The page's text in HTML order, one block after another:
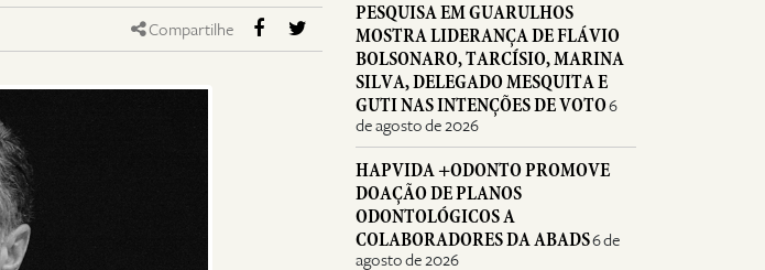
Compartilhe
PESQUISA EM GUARULHOS
MOSTRA LIDERANÇA DE FLÁVIO
BOLSONARO, TARCÍSIO, MARINA
SILVA, DELEGADO MESQUITA E
GUTI NAS INTENÇÕES DE VOTO6
de agosto de 2026
HAPVIDA +ODONTO PROMOVE
DOAÇÃO DE PLANOS
ODONTOLÓGICOS A
COLABORADORES DA ABADS6 de
agosto de 2026